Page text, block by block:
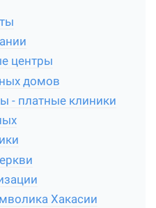
центры
домов
- платные клиники
Хакасии